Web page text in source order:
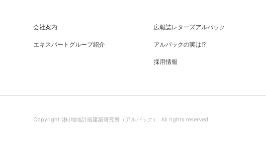
会社案内
エキスパートグループ紹介
広報誌レターズアルパック
アルパックの実は!?
採用情報
Copyright (株)地域計画建築研究所（アルパック）. All rights reserved